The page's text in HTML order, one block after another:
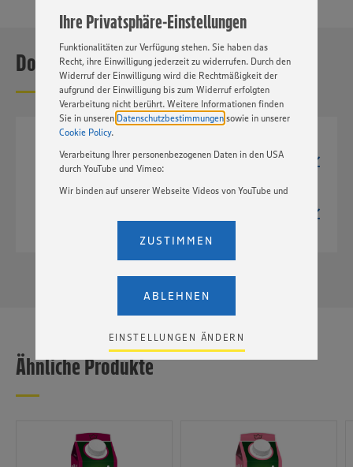
Ihre Privatsphäre-Einstellungen
„EINSTELLUNGEN ÄNDERN”. Bitte beachten Sie, dass auf
Basis Ihrer Einstellungen ggf. nicht mehr alle
Funktionalitäten zur Verfügung stehen. Sie haben das
Recht, ihre Einwilligung jederzeit zu widerrufen. Durch den
Widerruf der Einwilligung wird die Rechtmäßigkeit der
aufgrund der Einwilligung bis zum Widerruf erfolgten
Verarbeitung nicht berührt. Weitere Informationen finden
Sie in unseren Datenschutzbestimmungen sowie in unserer
Cookie Policy.
Verarbeitung Ihrer personenbezogenen Daten in den USA
durch YouTube und Vimeo:
Wir binden auf unserer Webseite Videos von YouTube und
Einstellungen bezüglich YouTube und Vimeo zu ändern,
ein, dass Ihre Daten (IP-Adresse, Zeitstempel, ggf.
Nutzerverhalten auf unserer Webseite) an die Anbieter der
Dienste YouTube und Vimeo in den USA übermittelt und
dort verarbeitet werden. Der EuGH sieht die USA als Land
angemessenen Datenschutzniveau an. Es besteht das
Risiko eines Zugriffs durch US-amerikanische Behörden.
Zudem wissen wir nicht genau, wie die Anbieter der
genannten Dienste Ihre Daten verarbeiten. Weitere
Informationen zur Nutzung der Dienste finden Sie in
EINSTELLUNGEN ÄNDERN
ABLEHNEN
ZUSTIMMEN
Downloads
209px x 600px
170 kB
TIF
4,9 MB
Ähnliche Produkte